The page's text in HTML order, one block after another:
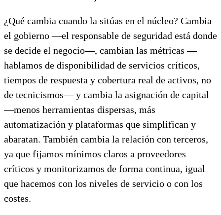
¿Qué cambia cuando la sitúas en el núcleo? Cambia
el gobierno —el responsable de seguridad está donde
se decide el negocio—, cambian las métricas —
hablamos de disponibilidad de servicios críticos,
tiempos de respuesta y cobertura real de activos, no
de tecnicismos— y cambia la asignación de capital
—menos herramientas dispersas, más
automatización y plataformas que simplifican y
abaratan. También cambia la relación con terceros,
ya que fijamos mínimos claros a proveedores
críticos y monitorizamos de forma continua, igual
que hacemos con los niveles de servicio o con los
costes.